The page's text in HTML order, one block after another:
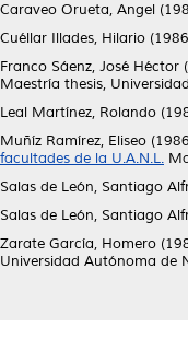
Caraveo Orueta, Angel
Cuéllar Illades, Hilario
Franco Sáenz, José Héctor
Maestría thesis,
Leal Martínez, Rolando
Muñíz Ramírez, Eliseo
facultades de la U.A.N.L.
Salas de León, Santiago
Salas de León, Santiago
Zarate García, Homero
Universidad Autónoma de